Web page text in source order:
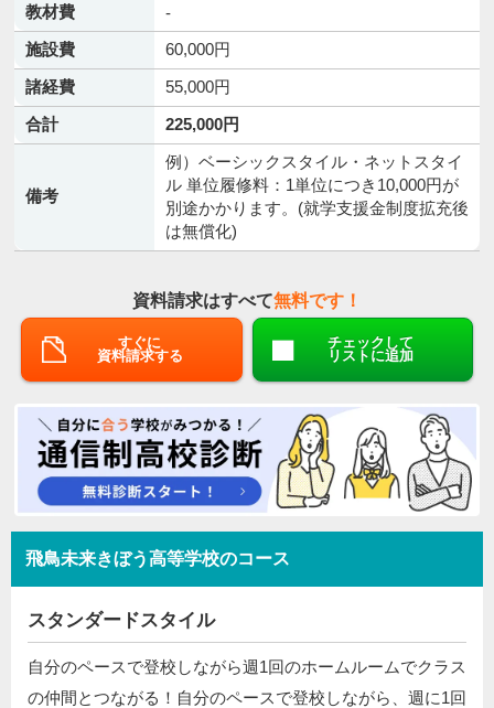
教材費
-
施設費
60,000円
諸経費
55,000円
合計
225,000円
備考
例）ベーシックスタイル・ネットスタイ
ル 単位履修料：1単位につき10,000円が
別途かかります。(就学支援金制度拡充後
は無償化)
資料請求はすべて無料です！
すぐに
資料請求する
チェックして
リストに追加
飛鳥未来きぼう高等学校のコース
スタンダードスタイル
自分のペースで登校しながら週1回のホームルームでクラス
の仲間とつながる！自分のペースで登校しながら、週に1回